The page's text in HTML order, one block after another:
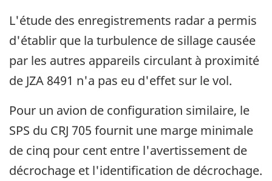
L'étude des enregistrements radar a permis
d'établir que la turbulence de sillage causée
par les autres appareils circulant à proximité
de JZA 8491 n'a pas eu d'effet sur le vol.
Pour un avion de configuration similaire, le
SPS du CRJ 705 fournit une marge minimale
de cinq pour cent entre l'avertissement de
décrochage et l'identification de décrochage.